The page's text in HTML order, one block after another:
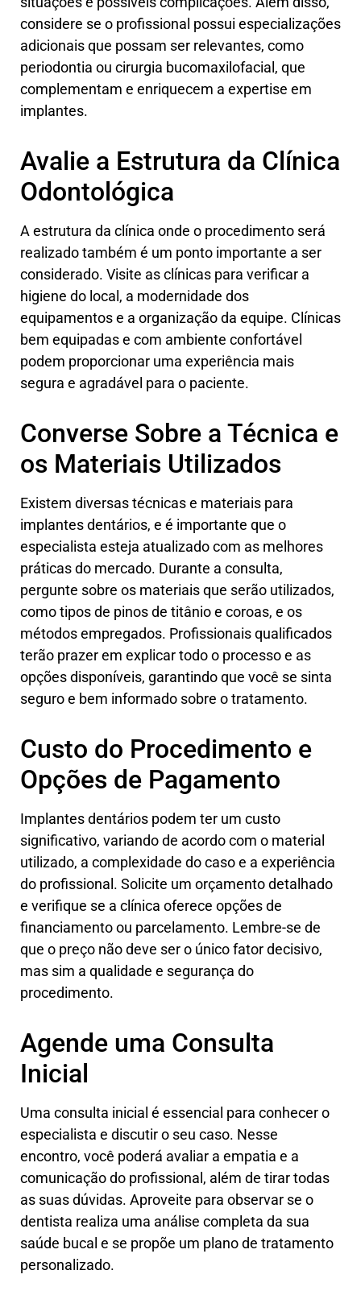
considere se o profissional possui especializações
adicionais que possam ser relevantes, como
periodontia ou cirurgia bucomaxilofacial, que
complementam e enriquecem a expertise em
implantes.
Avalie a Estrutura da Clínica
Odontológica
A estrutura da clínica onde o procedimento será
realizado também é um ponto importante a ser
considerado. Visite as clínicas para verificar a
higiene do local, a modernidade dos
equipamentos e a organização da equipe. Clínicas
bem equipadas e com ambiente confortável
podem proporcionar uma experiência mais
segura e agradável para o paciente.
Converse Sobre a Técnica e
os Materiais Utilizados
Existem diversas técnicas e materiais para
implantes dentários, e é importante que o
especialista esteja atualizado com as melhores
práticas do mercado. Durante a consulta,
pergunte sobre os materiais que serão utilizados,
como tipos de pinos de titânio e coroas, e os
métodos empregados. Profissionais qualificados
terão prazer em explicar todo o processo e as
opções disponíveis, garantindo que você se sinta
seguro e bem informado sobre o tratamento.
Custo do Procedimento e
Opções de Pagamento
Implantes dentários podem ter um custo
significativo, variando de acordo com o material
utilizado, a complexidade do caso e a experiência
do profissional. Solicite um orçamento detalhado
e verifique se a clínica oferece opções de
financiamento ou parcelamento. Lembre-se de
que o preço não deve ser o único fator decisivo,
mas sim a qualidade e segurança do
procedimento.
Agende uma Consulta
Inicial
Uma consulta inicial é essencial para conhecer o
especialista e discutir o seu caso. Nesse
encontro, você poderá avaliar a empatia e a
comunicação do profissional, além de tirar todas
as suas dúvidas. Aproveite para observar se o
dentista realiza uma análise completa da sua
saúde bucal e se propõe um plano de tratamento
personalizado.